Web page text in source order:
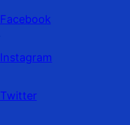
Facebook
Instagram
Twitter